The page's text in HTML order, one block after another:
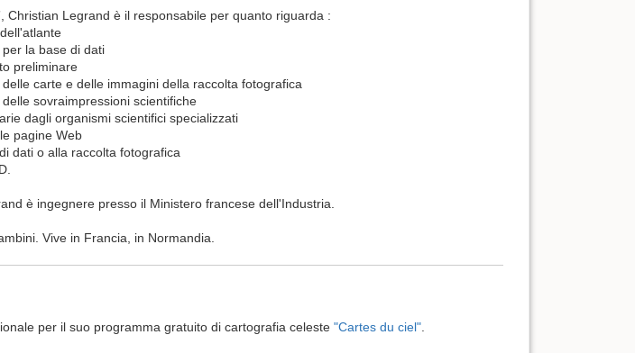
Christian Legrand è il responsabile per quanto riguarda :
la base di dati
preliminare
carte e delle immagini della raccolta fotografica
sovraimpressioni scientifiche
dagli organismi scientifici specializzati
pagine Web
dati o alla raccolta fotografica
è ingegnere presso il Ministero francese dell'Industria.
Vive in Francia, in Normandia.
per il suo programma gratuito di cartografia celeste "Cartes du ciel"